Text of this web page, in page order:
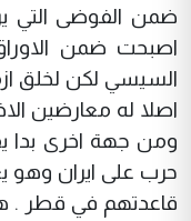
ضمن الفوضى التي
اصبحت ضمن
السيسي لكن لخلق
اصلا له معارضين
ومن جهة اخرى بدا
حرب على ايران وهو
قاعدتهم في قطر .